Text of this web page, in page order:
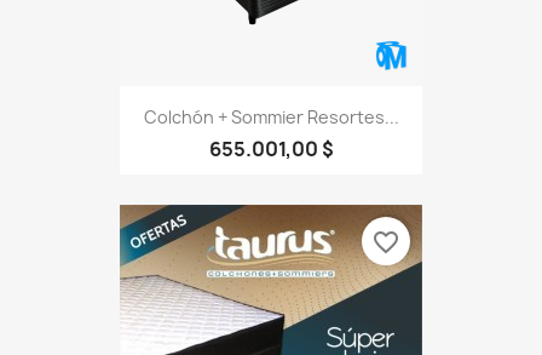
Colchón + Sommier Resortes...
655.001,00 $
favorite_border